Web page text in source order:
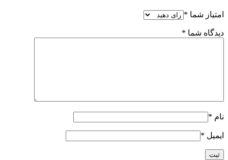
امتیاز شما *
دیدگاه شما *
نام *
ایمیل *